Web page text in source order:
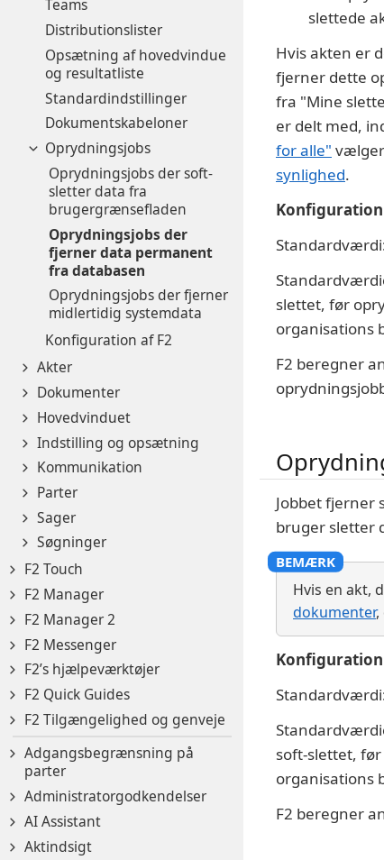
Teams
Distributionslister
Opsætning af hovedvindue
og resultatliste
Standardindstillinger
Dokumentskabeloner
Oprydningsjobs
Oprydningsjobs der soft-
sletter data fra
brugergrænsefladen
Oprydningsjobs der
fjerner data permanent
fra databasen
Oprydningsjobs der fjerner
midlertidig systemdata
Konfiguration af F2
Akter
Dokumenter
Hovedvinduet
Indstilling og opsætning
Kommunikation
Parter
Sager
Søgninger
F2 Touch
F2 Manager
F2 Manager 2
F2 Messenger
F2’s hjælpeværktøjer
F2 Quick Guides
F2 Tilgængelighed og genveje
Adgangsbegrænsning på
parter
Administratorgodkendelser
AI Assistant
Aktindsigt
slettede
Hvis akten er
fjerner dette
fra "Mine
er delt med,
for alle"
synlighed.
Konfiguration
slettet, før
organisations
F2 beregner
Jobbet fjerner
bruger sletter
Hvis en akt,
dokumenter,
Konfiguration
soft-slettet,
organisations
F2 beregner